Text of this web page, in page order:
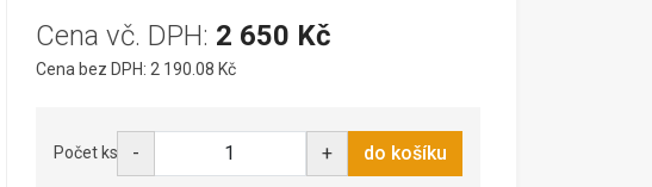
Cena vč. DPH: 2 650 Kč
Cena bez DPH: 2 190.08 Kč
Počet ks - + do košíku